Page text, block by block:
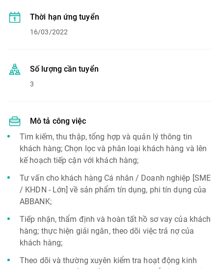
Thời hạn ứng tuyển
16/03/2022
Số lượng cần tuyển
3
Mô tả công việc
Tìm kiếm, thu thập, tổng hợp và quản lý thông tin
khách hàng; Chọn lọc và phân loại khách hàng và lên
kế hoạch tiếp cận với khách hàng;
Tư vấn cho khách hàng Cá nhân / Doanh nghiệp [SME
/ KHDN - Lớn] về sản phẩm tín dụng, phi tín dụng của
ABBANK;
Tiếp nhận, thẩm định và hoàn tất hồ sơ vay của khách
hàng; thực hiện giải ngân, theo dõi việc trả nợ của
khách hàng;
Theo dõi và thường xuyên kiểm tra hoạt động kinh